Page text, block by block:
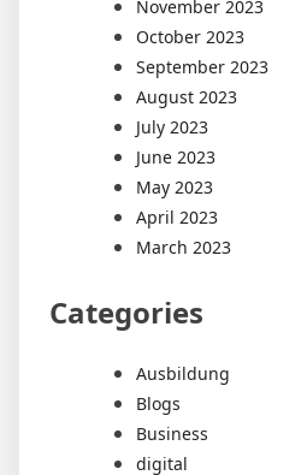
November 2023
October 2023
September 2023
August 2023
July 2023
June 2023
May 2023
April 2023
March 2023
Categories
Ausbildung
Blogs
Business
digital